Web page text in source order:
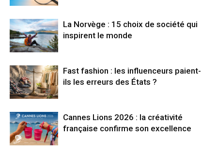
La Norvège : 15 choix de société qui
inspirent le monde
Fast fashion : les influenceurs paient-
ils les erreurs des États ?
Cannes Lions 2026 : la créativité
française confirme son excellence